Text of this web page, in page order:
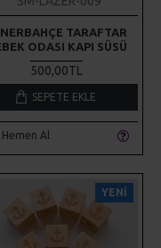
500,00TL
SEPETE EKLE
Hemen Al
YENI